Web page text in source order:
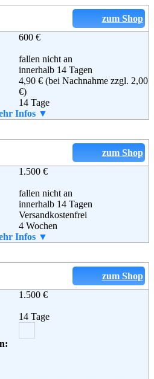
zum Shop
600 €
fallen nicht an
innerhalb 14 Tagen
4,90 € (bei Nachnahme zzgl. 2,00
€)
14 Tage
Ja, ab einem Warenwert von 40 €.
bellybutton International GmbH
Donnerstraße 20
22763 Hamburg
+49 (0)40 – 54 80 68-0
+49 (0)40 – 54 80 68-79
AGB
Infos ▼
zum Shop
1.500 €
fallen nicht an
innerhalb 14 Tagen
Versandkostenfrei
4 Wochen
Ja
Modestern GmbH
D-47447 Moers
Infos ▼
zum Shop
1.500 €
14 Tage